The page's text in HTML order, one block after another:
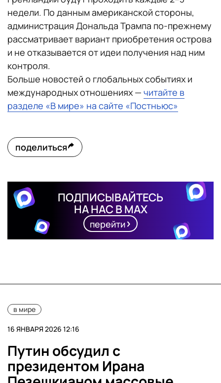
недели. По данным американской стороны,
администрация Дональда Трампа по-прежнему
рассматривает вариант приобретения острова
и не отказывается от идеи получения над ним
контроля.
Больше новостей о глобальных событиях и
международных отношениях — читайте в
разделе «В мире» на сайте «Постньюс»
поделиться
ПОДПИСЫВАЙТЕСЬ
НА НАС В MAX
перейти
в мире
16 ЯНВАРЯ 2026 12:16
Путин обсудил с
президентом Ирана